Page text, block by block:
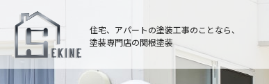
住宅、アパートの塗装工事のことなら、
塗装専門店の関根塗装